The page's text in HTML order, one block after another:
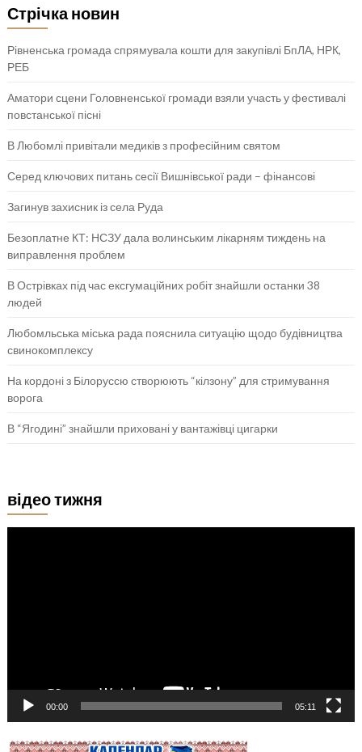
Стрічка новин
Рівненська громада спрямувала кошти для закупівлі БпЛА, НРК,
РЕБ
Аматори сцени Головненської громади взяли участь у фестивалі
повстанської пісні
В Любомлі привітали медиків з професійним святом
Серед ключових питань сесії Вишнівської ради – фінансові
Загинув захисник із села Руда
Безоплатне КТ: НСЗУ дала волинським лікарням тиждень на
виправлення проблем
В Острівках під час ексгумаційних робіт знайшли останки 38
людей
Любомльська міська рада пояснила ситуацію щодо будівництва
свинокомплексу
На кордоні з Білоруссю створюють “кілзону” для стримування
ворога
В “Ягодині” знайшли приховані у вантажівці цигарки
відео тижня
00:00 05:11